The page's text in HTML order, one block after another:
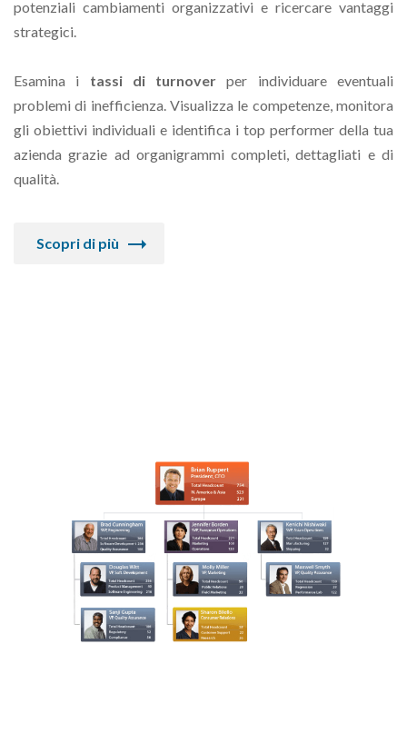
potenziali cambiamenti organizzativi e ricercare vantaggi
strategici.
Esamina i tassi di turnover per individuare eventuali
problemi di inefficienza. Visualizza le competenze, monitora
gli obiettivi individuali e identifica i top performer della tua
azienda grazie ad organigrammi completi, dettagliati e di
qualità.
Scopri di più